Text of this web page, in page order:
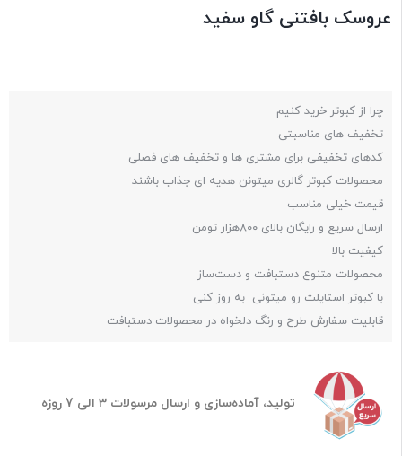
عروسک بافتنی گاو سفید
چرا از کبوتر خرید کنیم
تخفیف های مناسبتی
کدهای تخفیفی برای مشتری ها و تخفیف های فصلی
محصولات کبوتر گالری میتونن هدیه ای جذاب باشند
قیمت خیلی مناسب
ارسال سریع و رایگان بالای ۸۰۰هزار تومن
کیفیت بالا
محصولات متنوع دستبافت و دست‌ساز
با کبوتر استایلت رو میتونی به روز کنی
قابلیت سفارش طرح و رنگ دلخواه در محصولات دستبافت
تولید، آماده‌سازی و ارسال مرسولات 3 الی 7 روزه